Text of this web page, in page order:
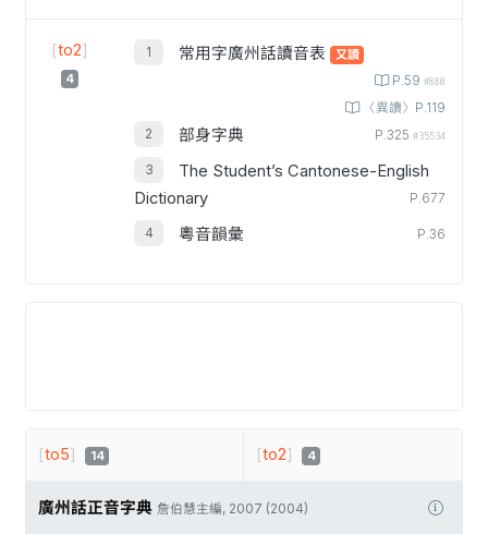
[to2]
4
常用字廣州話讀音表 又讀
P.59 #880
〈異讀〉P.119
部身字典 P.325 #35534
The Student’s Cantonese-English
Dictionary
P.677
粵音韻彙 P.36
[to5] 14 [to2] 4
廣州話正音字典 詹伯慧主編, 2007 (2004)